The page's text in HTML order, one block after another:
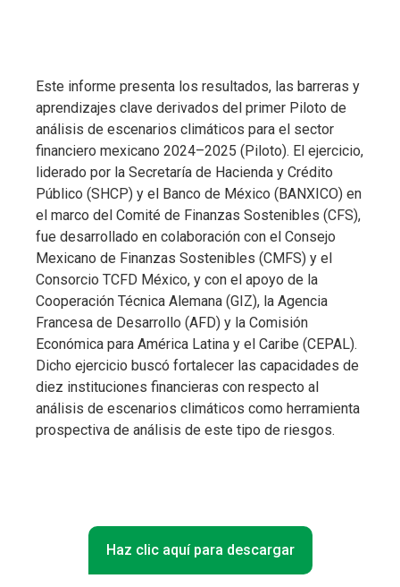
Este informe presenta los resultados, las barreras y
aprendizajes clave derivados del primer Piloto de
análisis de escenarios climáticos para el sector
financiero mexicano 2024–2025 (Piloto). El ejercicio,
liderado por la Secretaría de Hacienda y Crédito
Público (SHCP) y el Banco de México (BANXICO) en
el marco del Comité de Finanzas Sostenibles (CFS),
fue desarrollado en colaboración con el Consejo
Mexicano de Finanzas Sostenibles (CMFS) y el
Consorcio TCFD México, y con el apoyo de la
Cooperación Técnica Alemana (GIZ), la Agencia
Francesa de Desarrollo (AFD) y la Comisión
Económica para América Latina y el Caribe (CEPAL).
Dicho ejercicio buscó fortalecer las capacidades de
diez instituciones financieras con respecto al
análisis de escenarios climáticos como herramienta
prospectiva de análisis de este tipo de riesgos.
Haz clic aquí para descargar